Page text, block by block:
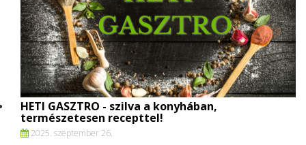
HETI GASZTRO - szilva a konyhában,
természetesen recepttel!
2025. szeptember 26.